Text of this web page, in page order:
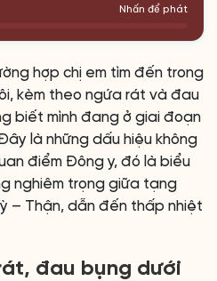
Nhấn để phát
hợp chị em tìm đến trong
kèm theo ngứa rát và đau
biết mình đang ở giai đoạn
là những dấu hiệu không
điểm Đông y, đó là biểu
nghiêm trọng giữa tạng
– Thận, dẫn đến thấp nhiệt
đau bụng dưới